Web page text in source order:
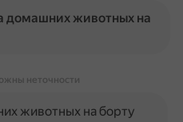
домашних животных на
неточности
животных на борту